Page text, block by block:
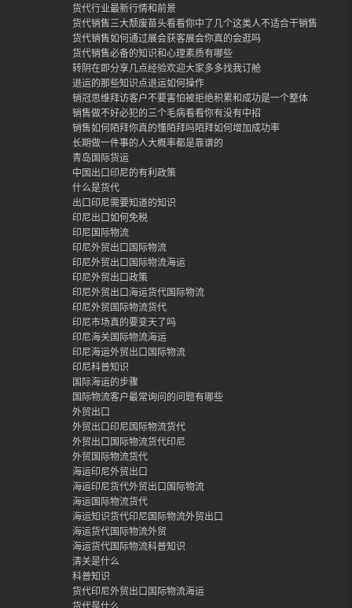
货代行业最新行情和前景
货代销售三大颓废苗头看看你中了几个这类人不适合干销售
货代销售如何通过展会获客展会你真的会逛吗
货代销售必备的知识和心理素质有哪些
转阴在即分享几点经验欢迎大家多多找我订舱
退运的那些知识点退运如何操作
销冠思维拜访客户不要害怕被拒绝积累和成功是一个整体
销售做不好必犯的三个毛病看看你有没有中招
销售如何陌拜你真的懂陌拜吗陌拜如何增加成功率
长期做一件事的人大概率都是靠谱的
青岛国际货运
中国出口印尼的有利政策
什么是货代
出口印尼需要知道的知识
印尼出口如何免税
印尼国际物流
印尼外贸出口国际物流
印尼外贸出口国际物流海运
印尼外贸出口政策
印尼外贸出口海运货代国际物流
印尼外贸国际物流货代
印尼市场真的要变天了吗
印尼海关国际物流海运
印尼海运外贸出口国际物流
印尼科普知识
国际海运的步骤
国际物流客户最常询问的问题有哪些
外贸出口
外贸出口印尼国际物流货代
外贸出口国际物流货代印尼
外贸国际物流货代
海运印尼外贸出口
海运印尼货代外贸出口国际物流
海运国际物流货代
海运知识货代印尼国际物流外贸出口
海运货代国际物流外贸
海运货代国际物流科普知识
清关是什么
科普知识
货代印尼外贸出口国际物流海运